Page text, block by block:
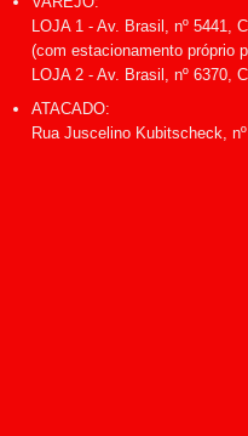
LOJA 1 - Av. Brasil, nº 5441,
(com estacionamento próprio
LOJA 2 - Av. Brasil, nº 6370,
ATACADO:
Rua Juscelino Kubitscheck,